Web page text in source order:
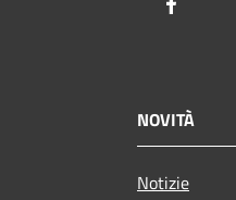
NOVITÀ
Notizie